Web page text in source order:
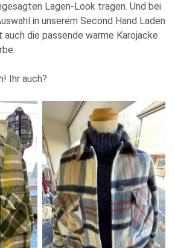
Lagen-Look tragen. Und bei
in unserem Second Hand Laden
die passende warme Karojacke
Ihr auch?